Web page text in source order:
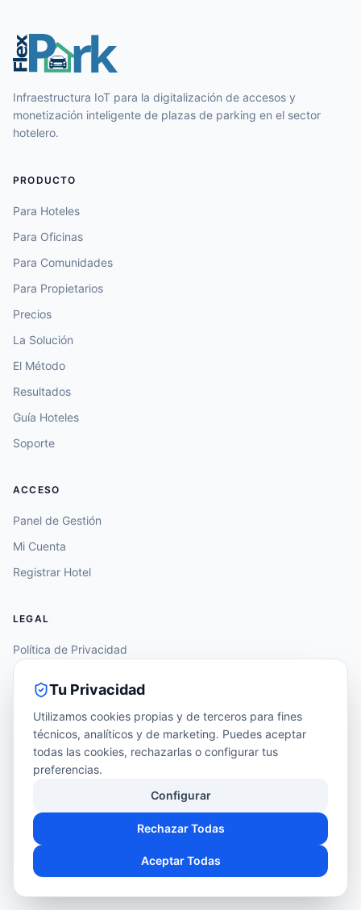
Infraestructura IoT para la digitalización de accesos y
monetización inteligente de plazas de parking en el sector
hotelero.
PRODUCTO
Para Hoteles
Para Oficinas
Para Comunidades
Para Propietarios
Precios
La Solución
El Método
Resultados
Guía Hoteles
Soporte
ACCESO
Panel de Gestión
Mi Cuenta
Registrar Hotel
LEGAL
Política de Privacidad
Política de Cookies
Accesibilidad
Configurar Cookies
© FlexPark Solutions S.L. · Infraestructura B2B para hoteles.
Tu Privacidad
Utilizamos cookies propias y de terceros para fines
técnicos, analíticos y de marketing. Puedes aceptar
todas las cookies, rechazarlas o configurar tus
preferencias.
Configurar
Rechazar Todas
Aceptar Todas